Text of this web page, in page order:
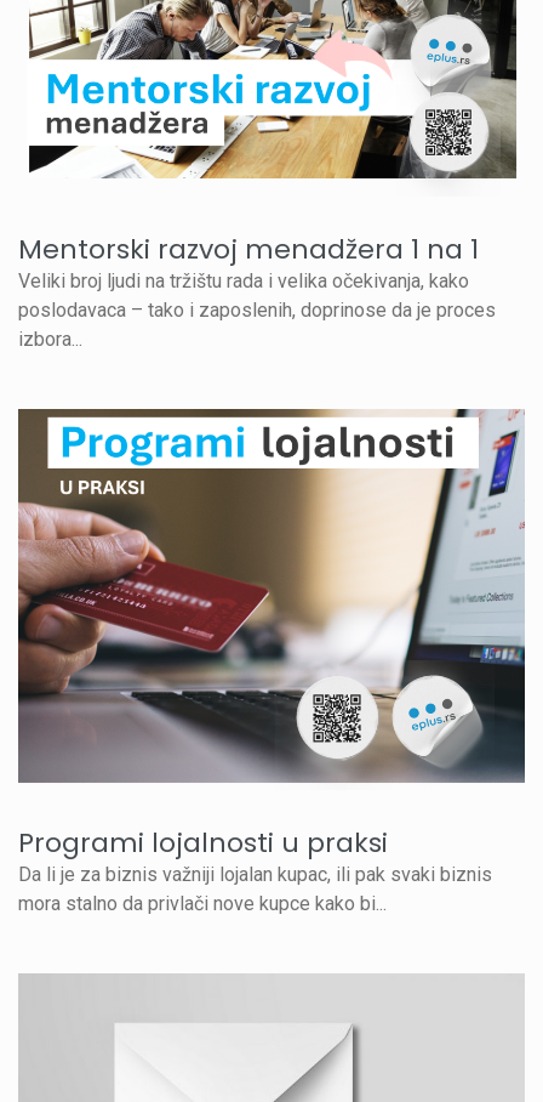
Mentorski razvoj menadžera 1 na 1
Veliki broj ljudi na tržištu rada i velika očekivanja, kako
poslodavaca – tako i zaposlenih, doprinose da je proces
izbora...
Programi lojalnosti u praksi
Da li je za biznis važniji lojalan kupac, ili pak svaki biznis
mora stalno da privlači nove kupce kako bi...